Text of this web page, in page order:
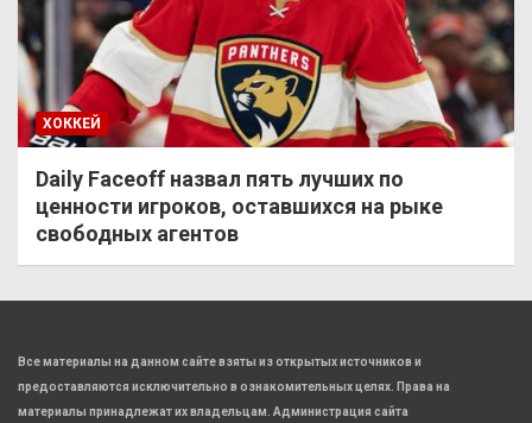
ХОККЕЙ
Daily Faceoff назвал пять лучших по
ценности игроков, оставшихся на рыке
свободных агентов
Все материалы на данном сайте взяты из открытых источников и
предоставляются исключительно в ознакомительных целях. Права на
материалы принадлежат их владельцам. Администрация сайта